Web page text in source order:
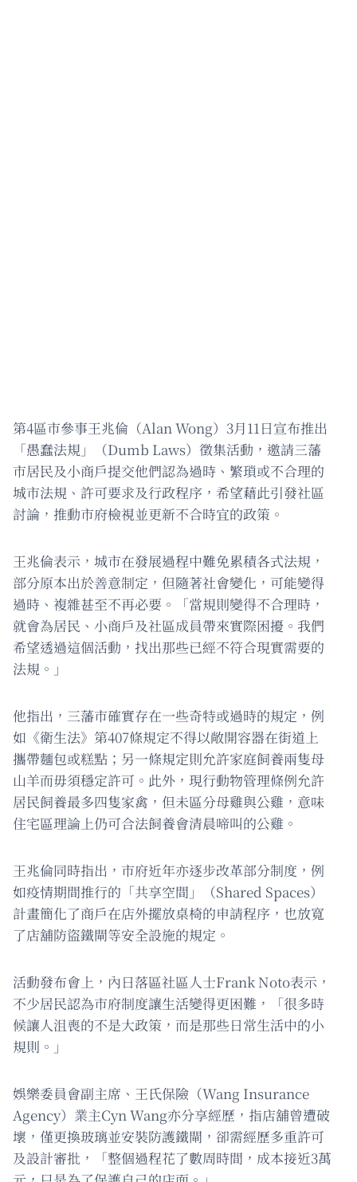
第4區市參事王兆倫（Alan Wong）3月11日宣布推出
「愚蠢法規」（Dumb Laws）徵集活動，邀請三藩
市居民及小商戶提交他們認為過時、繁瑣或不合理的
城市法規、許可要求及行政程序，希望藉此引發社區
討論，推動市府檢視並更新不合時宜的政策。
王兆倫表示，城市在發展過程中難免累積各式法規，
部分原本出於善意制定，但隨著社會變化，可能變得
過時、複雜甚至不再必要。「當規則變得不合理時，
就會為居民、小商戶及社區成員帶來實際困擾。我們
希望透過這個活動，找出那些已經不符合現實需要的
法規。」
他指出，三藩市確實存在一些奇特或過時的規定，例
如《衛生法》第407條規定不得以敞開容器在街道上
攜帶麵包或糕點；另一條規定則允許家庭飼養兩隻母
山羊而毋須穩定許可。此外，現行動物管理條例允許
居民飼養最多四隻家禽，但未區分母雞與公雞，意味
住宅區理論上仍可合法飼養會清晨啼叫的公雞。
王兆倫同時指出，市府近年亦逐步改革部分制度，例
如疫情期間推行的「共享空間」（Shared Spaces）
計畫簡化了商戶在店外擺放桌椅的申請程序，也放寬
了店舖防盜鐵閘等安全設施的規定。
活動發布會上，內日落區社區人士Frank Noto表示，
不少居民認為市府制度讓生活變得更困難，「很多時
候讓人沮喪的不是大政策，而是那些日常生活中的小
規則。」
娛樂委員會副主席、王氏保險（Wang Insurance
Agency）業主Cyn Wang亦分享經歷，指店舖曾遭破
壞，僅更換玻璃並安裝防護鐵閘，卻需經歷多重許可
及設計審批，「整個過程花了數周時間，成本接近3萬